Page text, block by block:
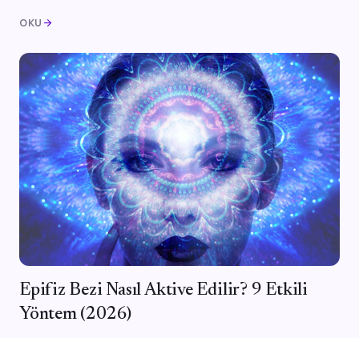
OKU arrow_forward
Epifiz Bezi Nasıl Aktive Edilir? 9 Etkili
Yöntem (2026)